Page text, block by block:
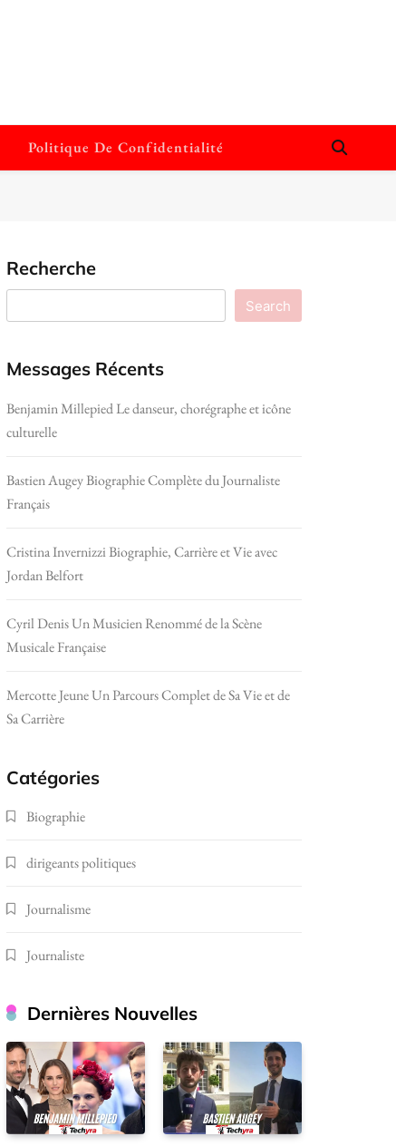
Politique De Confidentialité
Recherche
Search
Messages Récents
Benjamin Millepied Le danseur, chorégraphe et icône
culturelle
Bastien Augey Biographie Complète du Journaliste
Français
Cristina Invernizzi Biographie, Carrière et Vie avec
Jordan Belfort
Cyril Denis Un Musicien Renommé de la Scène
Musicale Française
Mercotte Jeune Un Parcours Complet de Sa Vie et de
Sa Carrière
Catégories
Biographie
dirigeants politiques
Journalisme
Journaliste
Dernières Nouvelles